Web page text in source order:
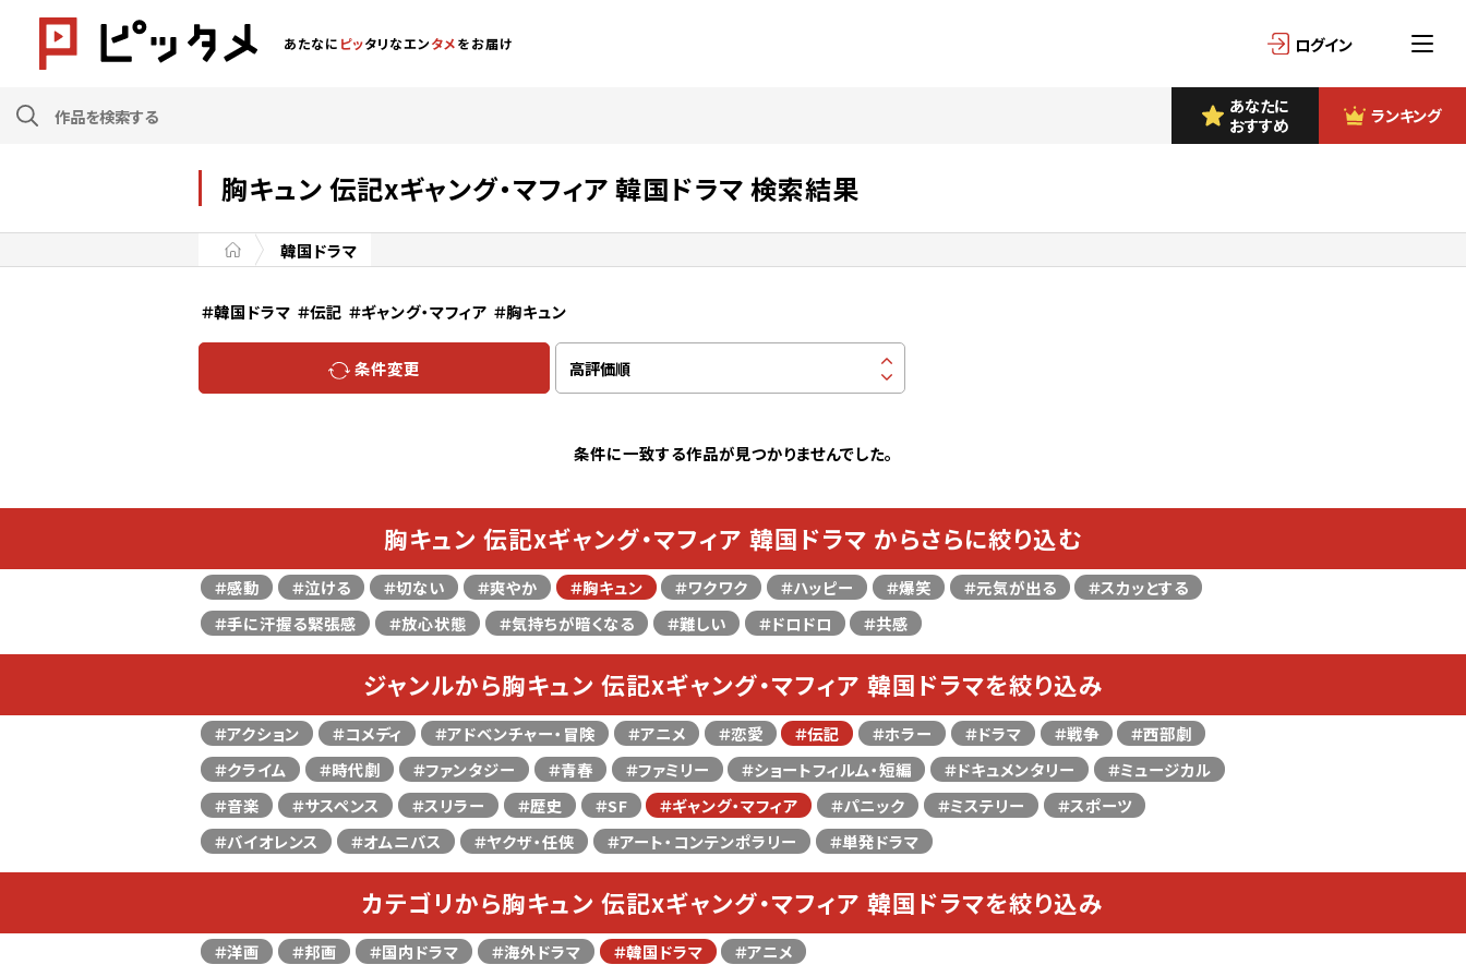
あたなに ピッタリなエンタメをお届け ログイン
あなたに
おすすめ
ランキング
胸キュン 伝記xギャング・マフィア 韓国ドラマ 検索結果
韓国ドラマ
＃韓国ドラマ ＃伝記 ＃ギャング・マフィア ＃胸キュン
条件変更
条件に一致する作品が見つかりませんでした。
胸キュン 伝記xギャング・マフィア 韓国ドラマ からさらに絞り込む
＃感動 ＃泣ける ＃切ない ＃爽やか ＃胸キュン ＃ワクワク ＃ハッピー ＃爆笑 ＃元気が出る
＃スカッとする
＃手に汗握る緊張感
＃放心状態 ＃気持ちが暗くなる ＃難しい ＃ドロドロ ＃共感
ジャンルから胸キュン 伝記xギャング・マフィア 韓国ドラマを絞り込み
＃アクション ＃コメディ ＃アドベンチャー・冒険 ＃アニメ ＃恋愛 ＃伝記 ＃ホラー ＃ドラマ ＃戦争
＃西部劇
＃クライム
＃時代劇 ＃ファンタジー ＃青春 ＃ファミリー ＃ショートフィルム・短編 ＃ドキュメンタリー
＃ミュージカル
＃音楽
＃サスペンス ＃スリラー ＃歴史 ＃SF ＃ギャング・マフィア ＃パニック ＃ミステリー
＃スポーツ
＃バイオレンス
＃オムニバス ＃ヤクザ・任侠 ＃アート・コンテンポラリー ＃単発ドラマ
カテゴリから胸キュン 伝記xギャング・マフィア 韓国ドラマを絞り込み
＃洋画 ＃邦画 ＃国内ドラマ ＃海外ドラマ ＃韓国ドラマ ＃アニメ